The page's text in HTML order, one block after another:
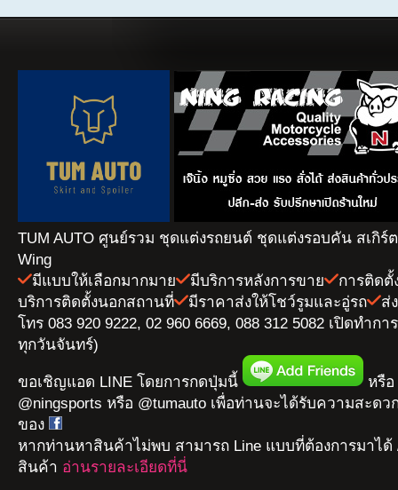
TUM AUTO ศูนย์รวม ชุดแต่งรถยนต์ ชุดแต่งรอบคัน สเกิร์
Wing
มีแบบให้เลือกมากมาย
มีบริการหลังการขาย
การติดตั้
บริการติดตั้งนอกสถานที่
มีราคาส่งให้โชว์รูมและอู่รถ
ส่
โทร 083 920 9222, 02 960 6669, 088 312 5082 เปิดทำก
ทุกวันจันทร์)
ขอเชิญแอด LINE โดยการกดปุ่มนี้
หรือ
@ningsports หรือ @tumauto เพื่อท่านจะได้รับความสะดว
ของ
หากท่านหาสินค้าไม่พบ สามารถ Line แบบที่ต้องการมาได้
สินค้า อ่านรายละเอียดที่นี่